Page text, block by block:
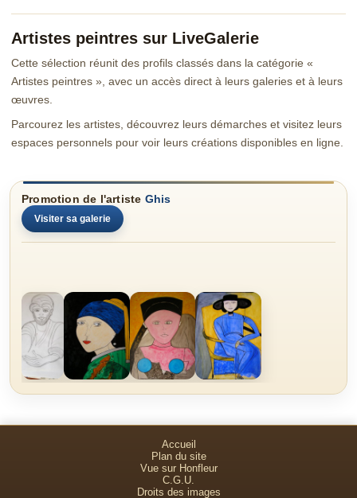
Artistes peintres sur LiveGalerie
Cette sélection réunit des profils classés dans la catégorie «
Artistes peintres », avec un accès direct à leurs galeries et à leurs
œuvres.
Parcourez les artistes, découvrez leurs démarches et visitez leurs
espaces personnels pour voir leurs créations disponibles en ligne.
Promotion de l'artiste Ghis
Visiter sa galerie
Accueil
Plan du site
Vue sur Honfleur
C.G.U.
Droits des images